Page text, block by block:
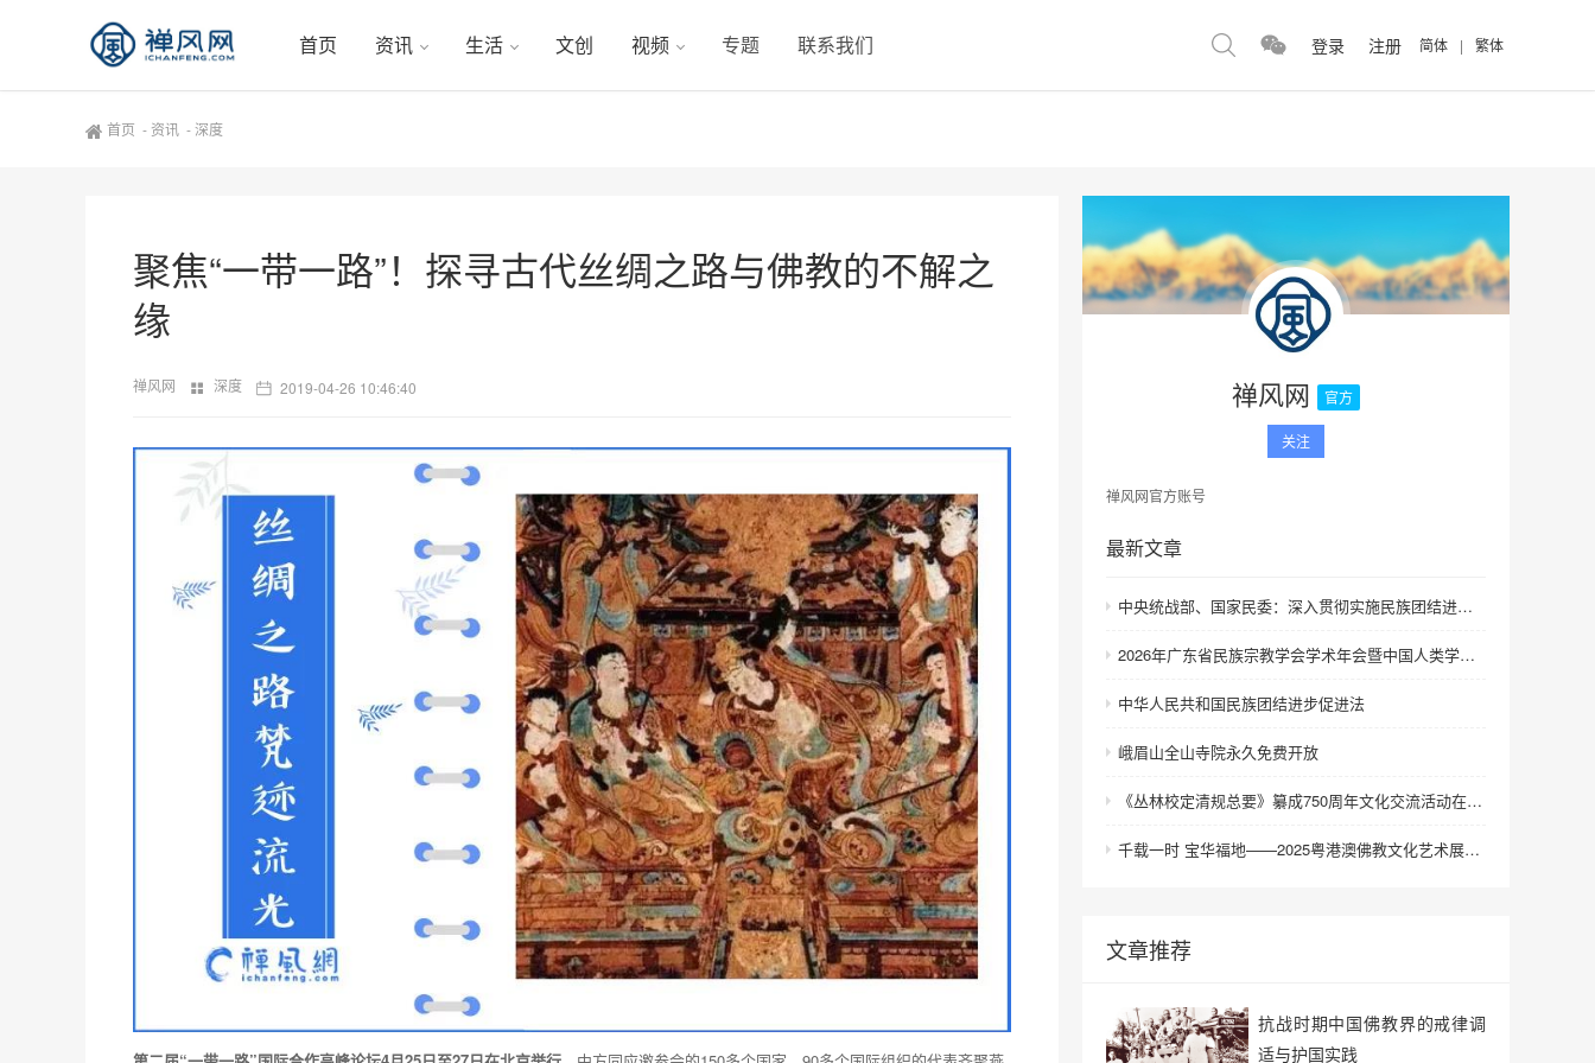
首页 资讯 生活 文创 视频 专题 联系我们 登录 注册 简体 | 繁体
首页 - 资讯 -深度
聚焦“一带一路”！探寻古代丝绸之路与佛教的不解之
缘
禅风网 深度 2019-04-26 10:46:40 禅风网 官方
关注
禅风网官方账号
最新文章
中央统战部、国家民委：深入贯彻实施民族团结进步促进法 进一步增强中华民族凝聚力向心力
2026年广东省民族宗教学会学术年会暨中国人类学民族学研究会城市民族工作研究专业委员会更名会议在深圳召开
中华人民共和国民族团结进步促进法
峨眉山全山寺院永久免费开放
《丛林校定清规总要》纂成750周年文化交流活动在浙江金华举行
千载一时 宝华福地——2025粤港澳佛教文化艺术展在港澳成功举办
文章推荐
抗战时期中国佛教界的戒律调
适与护国实践